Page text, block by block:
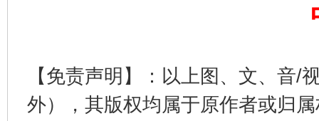
【免责声明】：以上图、文、音/
外），其版权均属于原作者或归